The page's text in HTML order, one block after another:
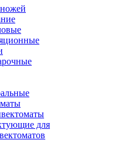
для